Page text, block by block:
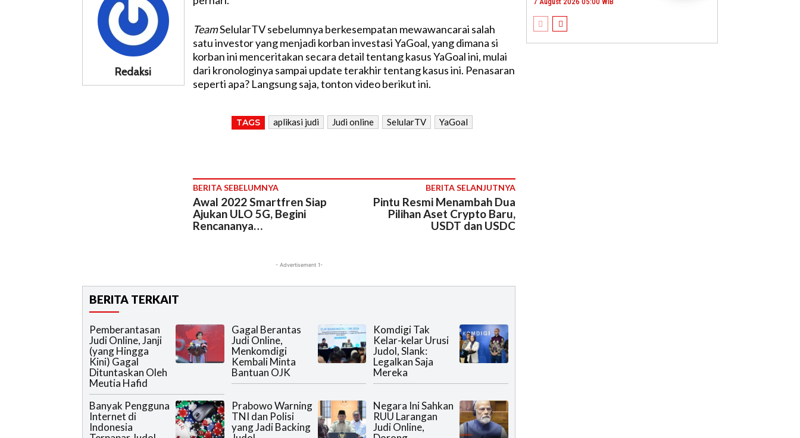
Redaksi
TeamSelularTV sebelumnya berkesempatan mewawancarai salah
satu investor yang menjadi korban investasi YaGoal, yang dimana si
korban ini menceritakan secara detail tentang kasus YaGoal ini, mulai
dari kronologinya sampai update terakhir tentang kasus ini. Penasaran
seperti apa? Langsung saja, tonton video berikut ini.
TAGS aplikasi judi Judi online SelularTV YaGoal
BERITA SEBELUMNYA
Awal 2022 Smartfren Siap
Ajukan ULO 5G, Begini
Rencananya…
BERITA SELANJUTNYA
Pintu Resmi Menambah Dua
Pilihan Aset Crypto Baru,
USDT dan USDC
- Advertisement 1-
BERITA TERKAIT
Pemberantasan
Judi Online, Janji
(yang Hingga
Kini) Gagal
Dituntaskan Oleh
Meutia Hafid
Gagal Berantas
Judi Online,
Menkomdigi
Kembali Minta
Bantuan OJK
Komdigi Tak
Kelar-kelar Urusi
Judol, Slank:
Legalkan Saja
Mereka
Banyak Pengguna
Internet di
Indonesia
Prabowo Warning
TNI dan Polisi
yang Jadi Backing
Negara Ini Sahkan
RUU Larangan
Judi Online,